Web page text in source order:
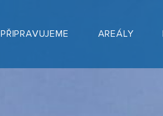
PŘIPRAVUJEME AREÁLY